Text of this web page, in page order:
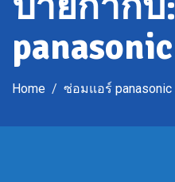
panasonic
Home ซ่อมแอร์ panasonic